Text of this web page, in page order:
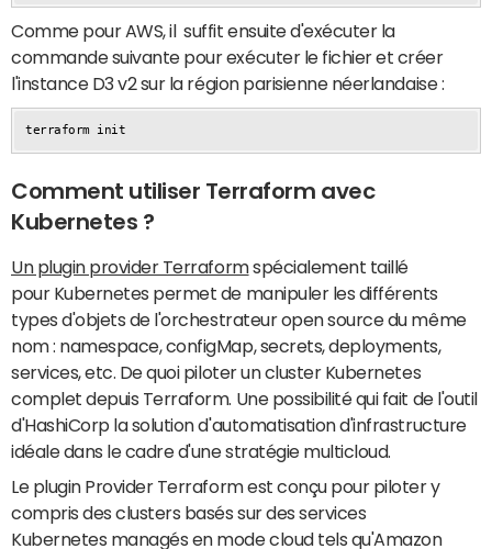
Comme pour AWS, il suffit ensuite d'exécuter la
commande suivante pour exécuter le fichier et créer
l'instance D3 v2 sur la région parisienne néerlandaise :
terraform init
Comment utiliser Terraform avec
Kubernetes ?
Un plugin provider Terraformspécialement taillé
pour Kubernetes permet de manipuler les différents
types d'objets de l'orchestrateur open source du même
nom : namespace, configMap, secrets, deployments,
services, etc. De quoi piloter un cluster Kubernetes
complet depuis Terraform. Une possibilité qui fait de l'outil
d'HashiCorp la solution d'automatisation d'infrastructure
idéale dans le cadre d'une stratégie multicloud.
Le plugin Provider Terraform est conçu pour piloter y
compris des clusters basés sur des services
Kubernetes managés en mode cloud tels qu'Amazon